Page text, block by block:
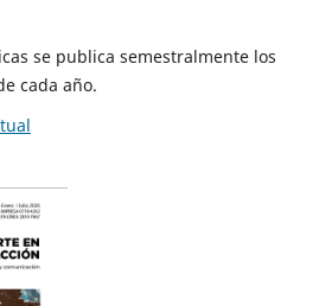
se publica semestralmente los
cada año.